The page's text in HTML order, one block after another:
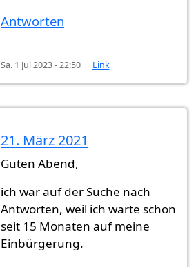
Antworten
Sa. 1 Jul 2023 - 22:50 Link
21. März 2021
Guten Abend,
ich war auf der Suche nach
Antworten, weil ich warte schon
seit 15 Monaten auf meine
Einbürgerung.